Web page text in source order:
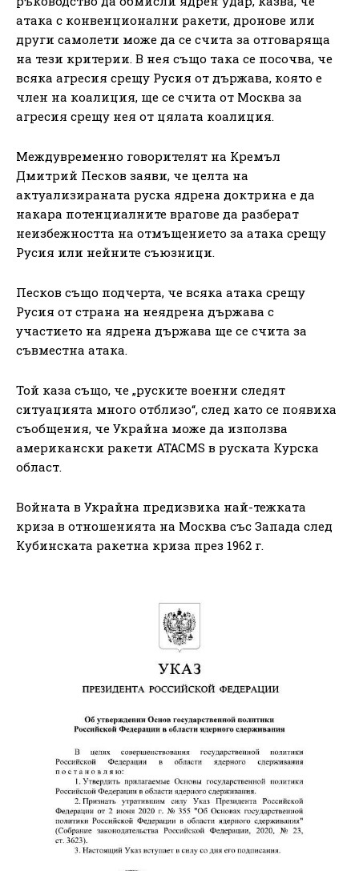
атака с конвенционални ракети, дронове или
други самолети може да се счита за отговаряща
на тези критерии. В нея също така се посочва, че
всяка агресия срещу Русия от държава, която е
член на коалиция, ще се счита от Москва за
агресия срещу нея от цялата коалиция.
Междувременно говорителят на Кремъл
Дмитрий Песков заяви, че целта на
актуализираната руска ядрена доктрина е да
накара потенциалните врагове да разберат
неизбежността на отмъщението за атака срещу
Русия или нейните съюзници.
Песков също подчерта, че всяка атака срещу
Русия от страна на неядрена държава с
участието на ядрена държава ще се счита за
съвместна атака.
Той каза също, че „руските военни следят
ситуацията много отблизо“, след като се появиха
съобщения, че Украйна може да използва
американски ракети ATACMS в руската Курска
област.
Войната в Украйна предизвика най-тежката
криза в отношенията на Москва със Запада след
Кубинската ракетна криза през 1962 г.